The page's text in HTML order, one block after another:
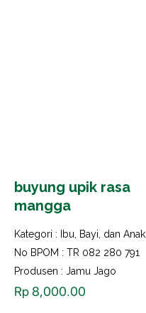
buyung upik rasa
mangga
Kategori : Ibu, Bayi, dan Anak
No BPOM : TR 082 280 791
Produsen : Jamu Jago
Rp8,000.00